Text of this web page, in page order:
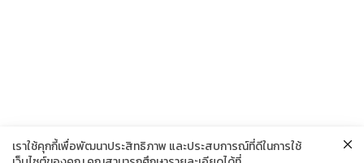
เราใช้คุกกี้เพื่อพัฒนาประสิทธิภาพ และประสบการณ์ที่ดีในการใช้